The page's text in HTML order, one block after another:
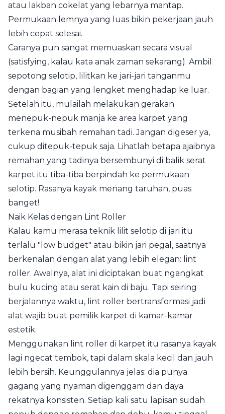
atau lakban cokelat yang lebarnya mantap.
Permukaan lemnya yang luas bikin pekerjaan jauh
lebih cepat selesai.
Caranya pun sangat memuaskan secara visual
(satisfying, kalau kata anak zaman sekarang). Ambil
sepotong selotip, lilitkan ke jari-jari tanganmu
dengan bagian yang lengket menghadap ke luar.
Setelah itu, mulailah melakukan gerakan
menepuk-nepuk manja ke area karpet yang
terkena musibah remahan tadi. Jangan digeser ya,
cukup ditepuk-tepuk saja. Lihatlah betapa ajaibnya
remahan yang tadinya bersembunyi di balik serat
karpet itu tiba-tiba berpindah ke permukaan
selotip. Rasanya kayak menang taruhan, puas
banget!
Naik Kelas dengan Lint Roller
Kalau kamu merasa teknik lilit selotip di jari itu
terlalu "low budget" atau bikin jari pegal, saatnya
berkenalan dengan alat yang lebih elegan: lint
roller. Awalnya, alat ini diciptakan buat ngangkat
bulu kucing atau serat kain di baju. Tapi seiring
berjalannya waktu, lint roller bertransformasi jadi
alat wajib buat pemilik karpet di kamar-kamar
estetik.
Menggunakan lint roller di karpet itu rasanya kayak
lagi ngecat tembok, tapi dalam skala kecil dan jauh
lebih bersih. Keunggulannya jelas: dia punya
gagang yang nyaman digenggam dan daya
rekatnya konsisten. Setiap kali satu lapisan sudah